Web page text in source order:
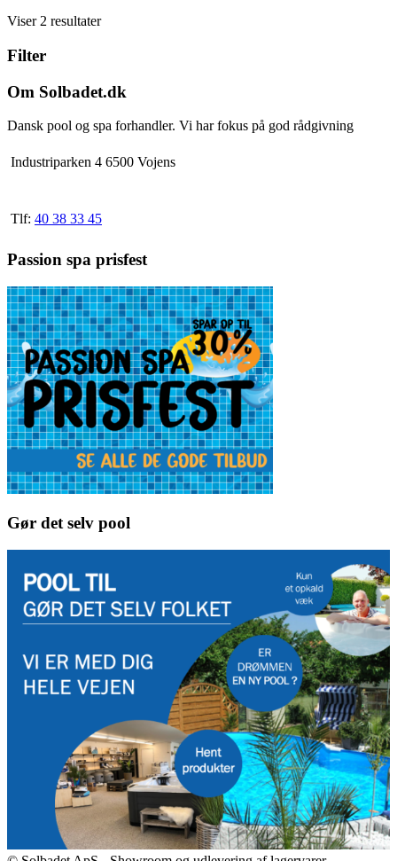
vare
flere
Mulighederne
kan
vælges
på
Viser 2 resultater
Filter
Om Solbadet.dk
Dansk pool og spa forhandler. Vi har fokus på god rådgivning
Industriparken 4 6500 Vojens
Tlf: 40 38 33 45
Passion spa prisfest
Gør det selv pool